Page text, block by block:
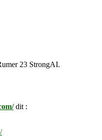
23 StrongAI.
dit :